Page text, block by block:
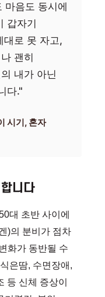
마음도 동시에
갑자기
대로 못 자고,
괜히
내가 아닌
다."
시기, 혼자
니다
대 초반 사이에
)의 분비가 점차
화가 동반될 수
은땀, 수면장애,
등 신체 증상이